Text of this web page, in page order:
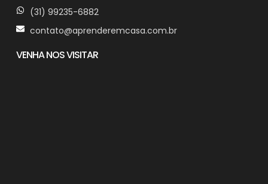
(31) 99235-6882
contato@aprenderemcasa.com.br
VENHA NOS VISITAR